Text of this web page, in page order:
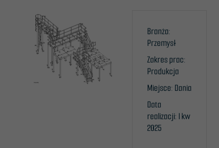
Branża:
Przemysł
Zakres prac:
Produkcja
Miejsce: Dania
Data
realizacji: I kw
2025